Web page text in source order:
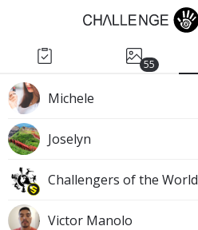
55
Michele
Joselyn
Challengers of the World
Victor Manolo